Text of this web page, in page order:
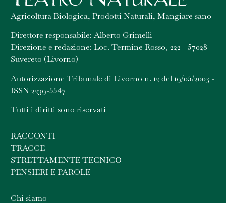
Agricoltura Biologica, Prodotti Naturali, Mangiare sano
Direttore responsabile: Alberto Grimelli
Direzione e redazione: Loc. Termine Rosso, 222 - 57028
Suvereto (Livorno)
Autorizzazione Tribunale di Livorno n. 12 del 19/05/2003 -
ISSN 2239-5547
Tutti i diritti sono riservati
RACCONTI
TRACCE
STRETTAMENTE TECNICO
PENSIERI E PAROLE
Chi siamo